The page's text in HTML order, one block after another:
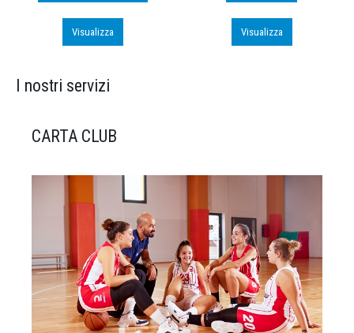
Visualizza Visualizza
I nostri servizi
CARTA CLUB